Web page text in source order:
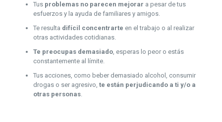
Tus problemas no parecen mejorar a pesar de tus
esfuerzos y la ayuda de familiares y amigos.
Te resulta difícil concentrarte en el trabajo o al realizar
otras actividades cotidianas.
Te preocupas demasiado, esperas lo peor o estás
constantemente al límite.
Tus acciones, como beber demasiado alcohol, consumir
drogas o ser agresivo, te están perjudicando a ti y/o a
otras personas.